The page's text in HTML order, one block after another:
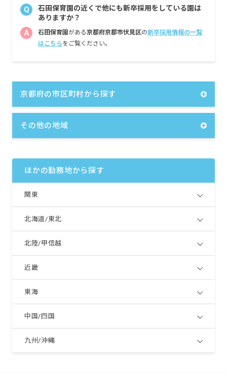
Q
石田保育園の近くで他にも新卒採用をしている園は
ありますか？
A 石田保育園がある京都府京都市伏見区の新卒採用情報の一覧
はこちらをご覧ください。
京都府の市区町村から探す
その他の地域
ほかの勤務地から探す
関東
北海道/東北
北陸/甲信越
近畿
東海
中国/四国
九州/沖縄